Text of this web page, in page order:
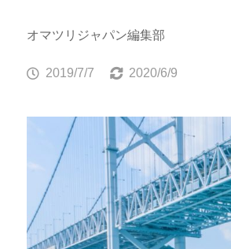
オマツリジャパン編集部
2019/7/7 2020/6/9